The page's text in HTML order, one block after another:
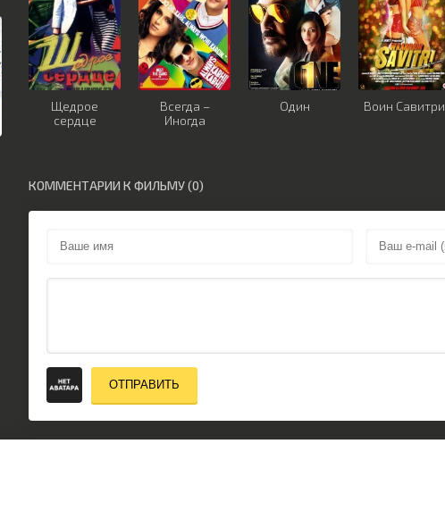
Щедрое
сердце
Всегда –
Иногда
Один Воин Савитри
КОММЕНТАРИИ К ФИЛЬМУ (0)
ОТПРАВИТЬ